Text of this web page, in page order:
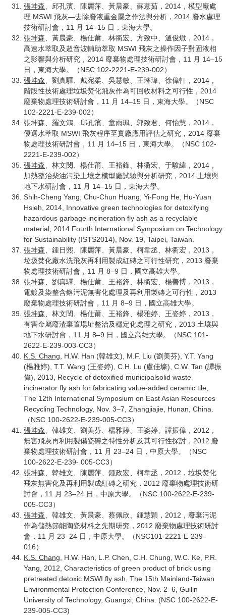
張坤森 、邱孔濱、陳麗萍、黃晨豪、蘇薏茹，2014，模型廠處
理 MSWI 飛灰―去除廢液重金屬之作法與分析，2014 廢水處理
技術研討會，11 月 14–15 日，東海大學。
張坤森 、黃晨豪、楊仕莆、林衢宏、方致中、溫俊焮，2014，
高速水萃取及超音波輔助萃取 MSWI 飛灰之操作因子對固液相
之影響與分析研究，2014 廢棄物處理技術研討會，11 月 14–15
日，東海大學。（NSC 102-2221-E-239-002）
張坤森 、劉真驛、戴宛柔、吳慧敏、王琳瑋、徐偉軒，2014，
階段性技術處理垃圾焚化飛灰作為可回收材料之可行性，2014
廢棄物處理技術研討會，11 月 14–15 日，東海大學。（NSC
102-2221-E-239-002）
張坤森 、羅文鴻、邱孔濱、童雨珮、郭致君、何怡慧，2014，
優選水萃取 MSWI 飛灰程序至實廠應用評估之研究，2014 廢棄
物處理技術研討會，11 月 14–15 日，東海大學。（NSC 102-
2221-E-239-002）
張坤森 、林文閔、楊仕莆、王裕鋒、林衢宏、于駿緯，2014，
加熱整治柴油污染土壤之模型廠試驗與分析研究，2014 土壤與
地下水研討會，11 月 14–15 日，東海大學。
Shih-Cheng Yang, Chu-Chun Huang, Yi-Fong He, Hu-Yuan
Hsieh, 2014, Innovative green technologies for detoxifying
hazardous garbage incineration fly ash as a recyclable
material, 2014 Fourth International Symposium on Technology
for Sustainability (ISTS2014), Nov. 19, Taipei, Taiwan.
張坤森 、鍾日熙、陳麗萍、黃晨豪、柯韋丞、林衢宏，2013，
垃圾焚化廠水洗飛灰再利用製成紅磚之可行性研究，2013 廢棄
物處理技術研討會，11 月 8–9 日，國立高雄大學。
張坤森 、劉真驛、楊仕莆、王裕鋒、林衢宏、楊善博，2013，
電鍍及染整含鉻污泥無害化處理及再利用製磚之可行性，2013
廢棄物處理技術研討會，11 月 8–9 日，國立高雄大學。
張坤森 、林文閔、楊仕莆、王裕鋒、楊雅婷、王姿婷，2013，
有害金屬廢渣棄置場址整治及穩定化處理之研究，2013 土壤與
地下水研討會，11 月 8–9 日，國立高雄大學。（NSC 101-
2622-E-239-003-CC3）
K.S. Chang , H.W. Han (韓雄文), M.F. Liu (劉美芬), Y.T. Yang
(楊雅婷), T.T. Wang (王姿婷), C.H. Lu (盧佳壕), C.W. Tan (譚振
偉), 2013, Recycle of detoxified municipalsolid waste
incinerator fly ash for fabricating value-added ceramic tile,
The 12th International Symposium on East Asian Resources
Recycling Technology, Nov. 3–7, Zhangjiajie, Hunan, China.
（NSC 100-2622-E-239-005-CC3）
張坤森 、韓雄文、劉美芬、楊雅婷、王姿婷、譚振偉，2012，
無害飛灰再利用製備瓷磚之特性分析及其可行性探討，2012 廢
棄物處理技術研討會，11 月 23–24 日，中原大學。（NSC
100-2622-E-239- 005-CC3）
張坤森 、韓雄文、陳麗萍、鍾政宏、柯韋丞，2012，垃圾焚化
飛灰無害化及再利用製成紅磚之研究，2012 廢棄物處理技術研
討會，11 月 23–24 日，中原大學。（NSC 100-2622-E-239-
005-CC3）
張坤森 、韓雄文、黃晨豪、蔡佩欣、鍾慧穎，2012，廢棄污泥
作為儲熱節能陶瓷材料之先期研究，2012 廢棄物處理技術研討
會，11 月 23–24 日，中原大學。（NSC101-2221-E-239-
016）
K.S. Chang , H.W. Han, L.P. Chen, C.H. Chung, W.C. Ke, P.R.
Yang, 2012, Characteristics of green product of brick using
pretreated detoxic MSWI fly ash, The 15th Mainland-Taiwan
Environmental Protection Conference, Nov. 2–6, Guilin
University of Technology, Guangxi, China. (NSC 100-2622-E-
239-005-CC3)